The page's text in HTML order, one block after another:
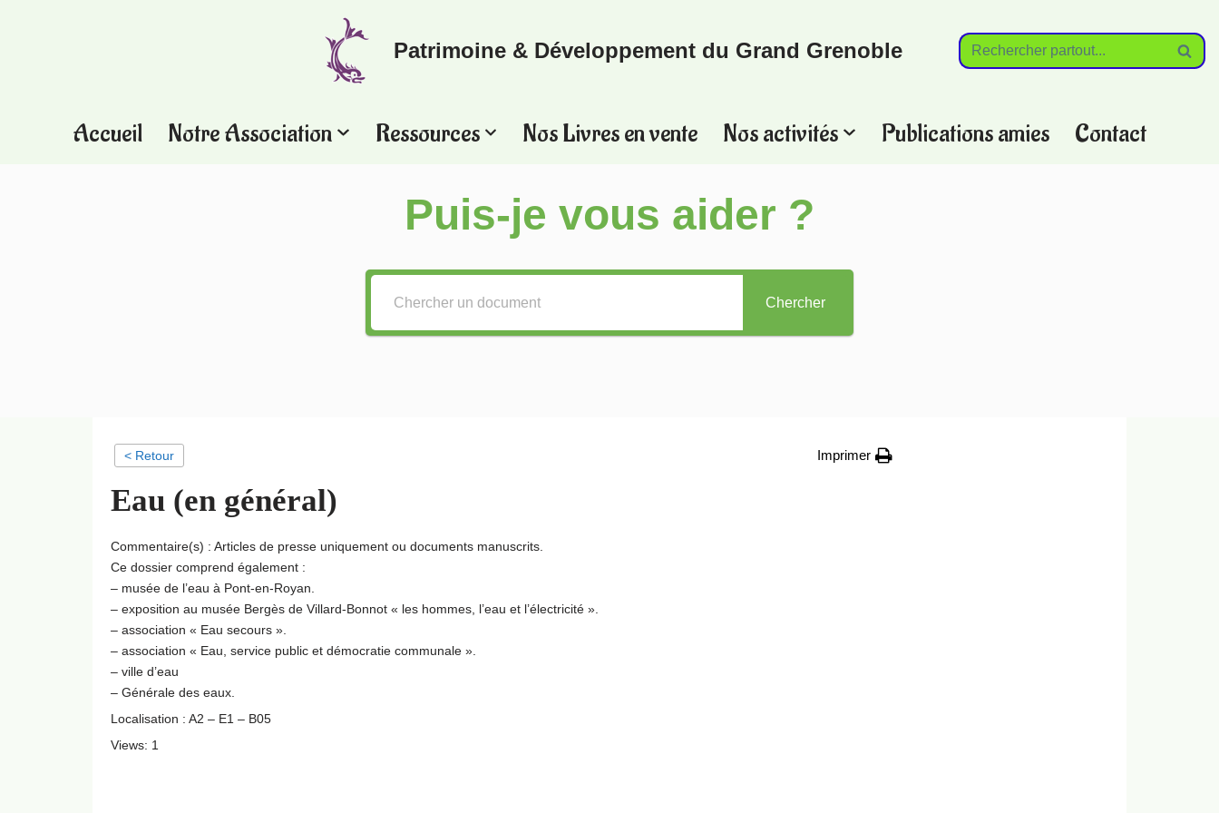
Patrimoine & Développement du Grand Grenoble
Accueil Notre Association Ressources Nos Livres en vente Nos activités Publications amies Contact
Puis-je vous aider ?
Chercher
< Retour Imprimer
Eau (en général)
Commentaire(s) : Articles de presse uniquement ou documents manuscrits.
Ce dossier comprend également :
– musée de l’eau à Pont-en-Royan.
– exposition au musée Bergès de Villard-Bonnot « les hommes, l’eau et l’électricité ».
– association « Eau secours ».
– association « Eau, service public et démocratie communale ».
– ville d’eau
– Générale des eaux.
Localisation : A2 – E1 – B05
Views: 1